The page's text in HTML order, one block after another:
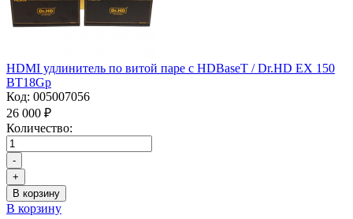
HDMI удлинитель по витой паре с HDBaseT / Dr.HD EX 150
BT18Gp
Код: 005007056
26 000 ₽
Количество:
-
+
В корзину
В корзину